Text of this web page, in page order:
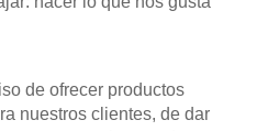
de ofrecer productos
nuestros clientes, de dar